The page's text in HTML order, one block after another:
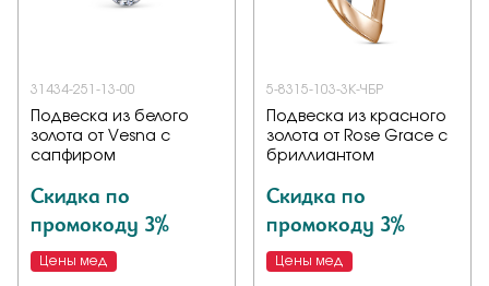
31434-251-13-00
Подвеска из белого
золота от Vesna с
сапфиром
Скидка по
промокоду 3%
Цены мед
5-8315-103-3К-ЧБР
Подвеска из красного
золота от Rose Grace с
бриллиантом
Скидка по
промокоду 3%
Цены мед